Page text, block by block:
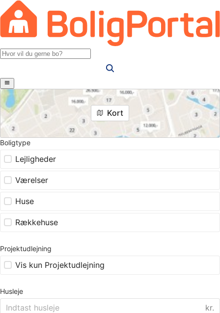
Kort
Boligtype
Lejligheder
Værelser
Huse
Rækkehuse
Projektudlejning
Vis kun Projektudlejning
Husleje
kr.